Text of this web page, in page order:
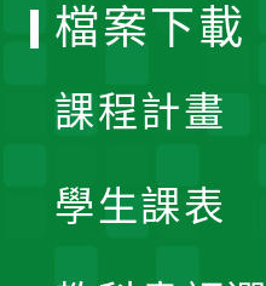
檔案下載
課程計畫
學生課表